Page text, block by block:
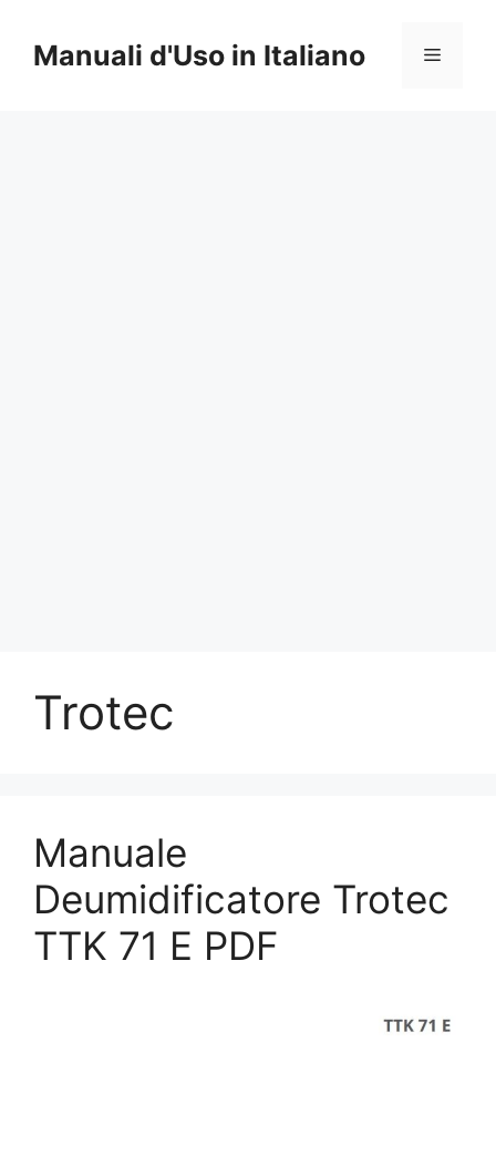
contenuto
Manuali d'Uso in Italiano Menu
Trotec
Manuale
Deumidificatore Trotec
TTK 71 E PDF